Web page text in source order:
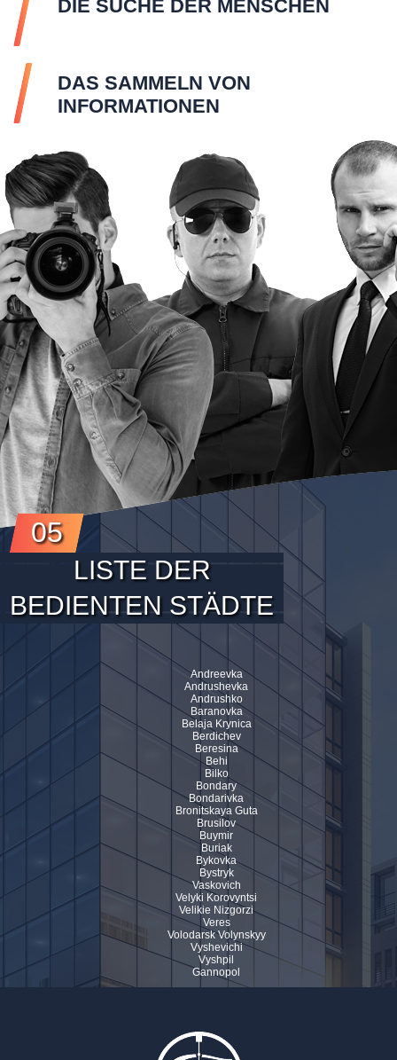
DIE SUCHE DER MENSCHEN
DAS SAMMELN VON
INFORMATIONEN
05
LISTE DER
BEDIENTEN STÄDTE
Andreevka
Andrushevka
Andrushko
Baranovka
Belaja Krynica
Berdichev
Beresina
Behi
Bilko
Bondary
Bondarivka
Bronitskaya Guta
Brusilov
Buymir
Buriak
Bykovka
Bystryk
Vaskovich
Velyki Korovyntsi
Velikie Nizgorzi
Veres
Volodarsk Volynskyy
Vyshevichi
Vyshpil
Gannopol